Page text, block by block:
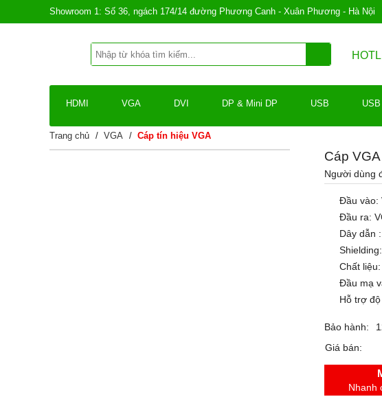
Showroom 1: Số 36, ngách 174/14 đường Phương Canh - Xuân Phương - Hà Nội
HDMI VGA DVI DP & Mini DP USB
Trang chủ / VGA / Cáp tín hiệu VGA
Cáp
Người dùng
Đầu vào:
Đầu ra:
Dây dẫn
Chất
Đầu mạ
Hỗ trợ
Bảo hành:
Giá bán:
Nhanh